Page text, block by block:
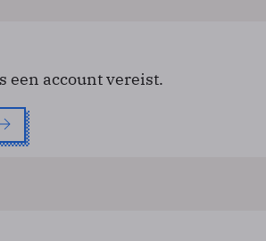
een account vereist.